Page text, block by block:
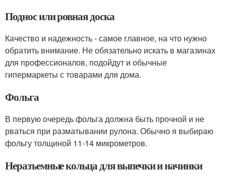
Поднос или ровная доска
Качество и надежность - самое главное, на что нужно
обратить внимание. Не обязательно искать в магазинах
для профессионалов, подойдут и обычные
гипермаркеты с товарами для дома.
Фольга
В первую очередь фольга должна быть прочной и не
рваться при разматывании рулона. Обычно я выбираю
фольгу толщиной 11-14 микрометров.
Неразъемные кольца для выпечки и начинки